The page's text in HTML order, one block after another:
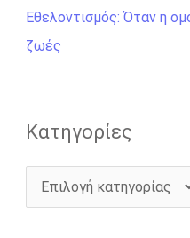
ι
α
Εθελοντισμός: Όταν η
ζωές
Kατηγορίες